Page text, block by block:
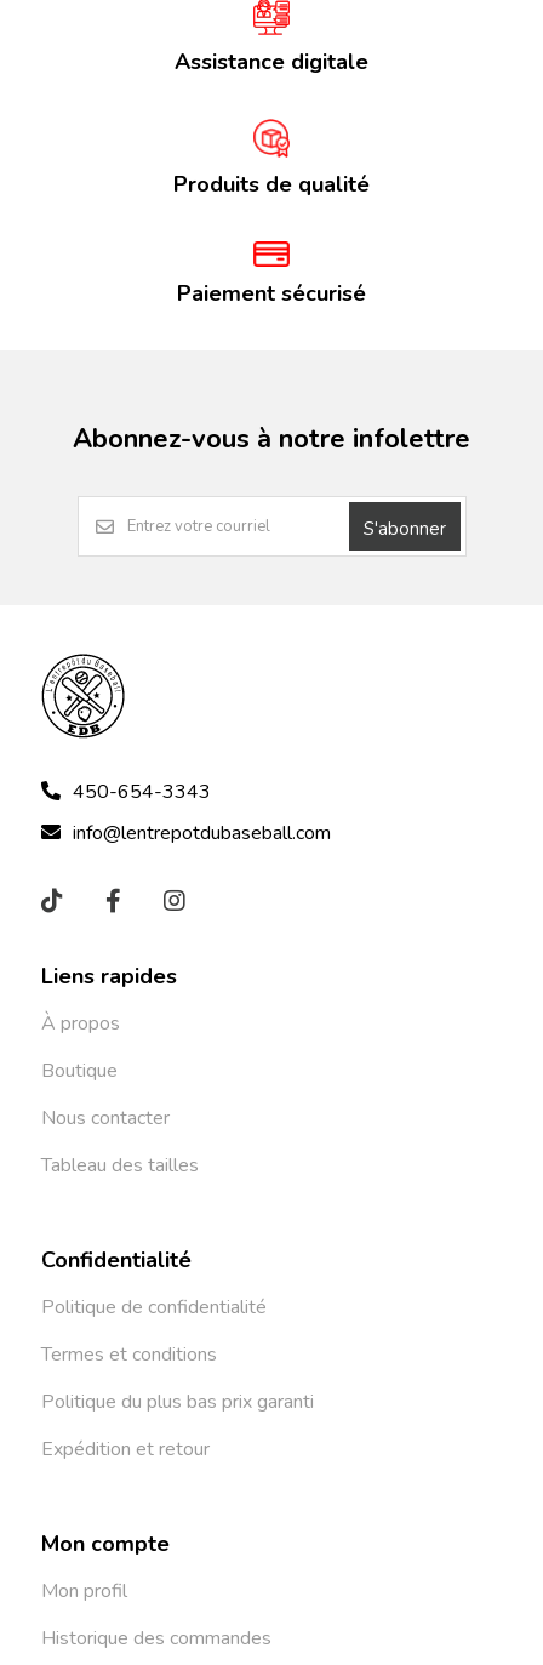
Assistance digitale
Produits de qualité
Paiement sécurisé
Abonnez-vous à notre infolettre
S'abonner
450-654-3343
info@lentrepotdubaseball.com
Liens rapides
À propos
Boutique
Nous contacter
Tableau des tailles
Confidentialité
Politique de confidentialité
Termes et conditions
Politique du plus bas prix garanti
Expédition et retour
Mon compte
Mon profil
Historique des commandes